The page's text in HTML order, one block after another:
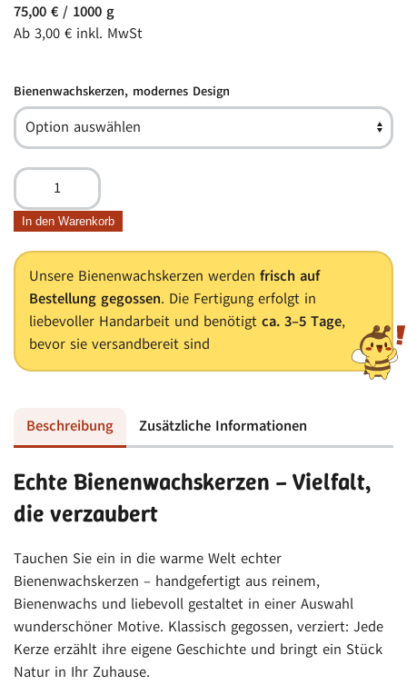
75,00 € / 1000 g
Ab 3,00 € inkl. MwSt
Bienenwachskerzen, modernes Design
Bienenwachskerzen
–
Vielfalt
verzaubert
Menge
In den Warenkorb
Unsere Bienenwachskerzen werden frisch auf
Bestellung gegossen. Die Fertigung erfolgt in
liebevoller Handarbeit und benötigt ca. 3–5 Tage,
bevor sie versandbereit sind
Beschreibung Zusätzliche Informationen
Echte Bienenwachskerzen – Vielfalt,
die verzaubert
Tauchen Sie ein in die warme Welt echter
Bienenwachskerzen – handgefertigt aus reinem,
Bienenwachs und liebevoll gestaltet in einer Auswahl
wunderschöner Motive. Klassisch gegossen, verziert: Jede
Kerze erzählt ihre eigene Geschichte und bringt ein Stück
Natur in Ihr Zuhause.